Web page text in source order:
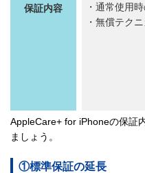
保証内容
・通常使用
・無償テク
AppleCare+ for iPhoneの保証
ましょう。
①標準保証の延長